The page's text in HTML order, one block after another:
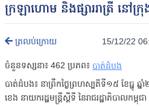
ក្រឡាហោម និងផ្សាររាត្រី នៅក្
ត្រលប់ក្រោយ 15/12/22
ចំនួនទស្សនា៖ 462 ប្រភព៖ បាត់ដំបង
បាត់ដំបង៖ នាព្រឹកថ្ងៃព្រហស្បតិ៍ទី១៥ ខែធ្នូ
ខេង នាយករដ្ឋមន្ដ្រីស្ដីទី នៃរាជរដ្ឋាភិបាលកម្